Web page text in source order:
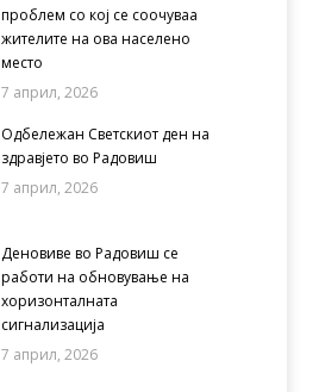
проблем со кој се соочуваа
жителите на ова населено
место
7 април, 2026
Одбележан Светскиот ден на
здравјето во Радовиш
7 април, 2026
Деновиве во Радовиш се
работи на обновување на
хоризонталната
сигнализација
7 април, 2026